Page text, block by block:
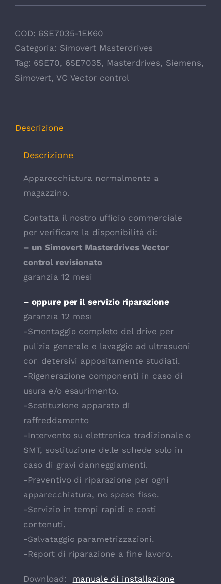
COD: 6SE7035-1EK60
Categoria: Simovert Masterdrives
Tag: 6SE70, 6SE7035, Masterdrives, Siemens,
Simovert, VC Vector control
Descrizione
Descrizione
Apparecchiatura normalmente a
magazzino.
Contatta il nostro ufficio commerciale
per verificare la disponibilità di:
– un Simovert Masterdrives Vector
control revisionato
garanzia 12 mesi
– oppure per il servizio riparazione
garanzia 12 mesi
-Smontaggio completo del drive per
pulizia generale e lavaggio ad ultrasuoni
con detersivi appositamente studiati.
-Rigenerazione componenti in caso di
usura e/o esaurimento.
-Sostituzione apparato di
raffreddamento
-Intervento su elettronica tradizionale o
SMT, sostituzione delle schede solo in
caso di gravi danneggiamenti.
-Preventivo di riparazione per ogni
apparecchiatura, no spese fisse.
-Servizio in tempi rapidi e costi
contenuti.
-Salvataggio parametrizzazioni.
-Report di riparazione a fine lavoro.
Download: manuale di installazione